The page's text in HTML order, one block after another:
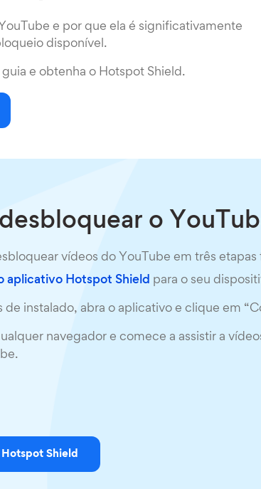
e por que ela é significativamente
disponível.
e obtenha o Hotspot Shield.
o
vídeos do YouTube em três etapas
aplicativo Hotspot Shield para o seu
de instalado, abra o aplicativo e clique em
navegador e comece a assistir a
Shield